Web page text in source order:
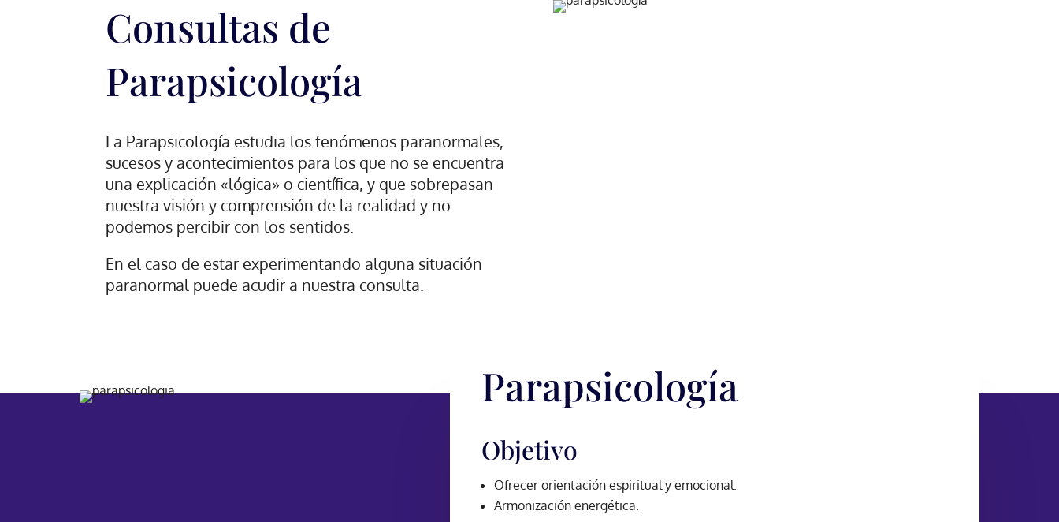
Consultas de
Parapsicología
La Parapsicología estudia los fenómenos paranormales,
sucesos y acontecimientos para los que no se encuentra
una explicación «lógica» o científica, y que sobrepasan
nuestra visión y comprensión de la realidad y no
podemos percibir con los sentidos.
En el caso de estar experimentando alguna situación
paranormal puede acudir a nuestra consulta.
Parapsicología
Objetivo
Ofrecer orientación espiritual y emocional.
Armonización energética.